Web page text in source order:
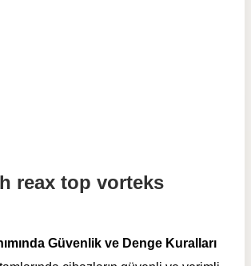
Güvenlik ve Denge Kuralları